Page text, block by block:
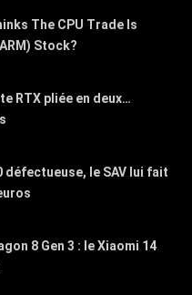
The CPU Trade Is
Stock?
RTX pliée en deux…
défectueuse, le SAV lui fait
8 Gen 3 : le Xiaomi 14